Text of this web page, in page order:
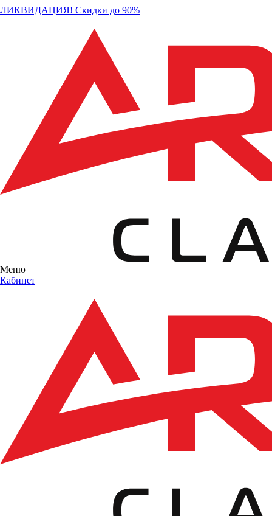
ЛИКВИДАЦИЯ! Скидки до 90%
Меню
Кабинет